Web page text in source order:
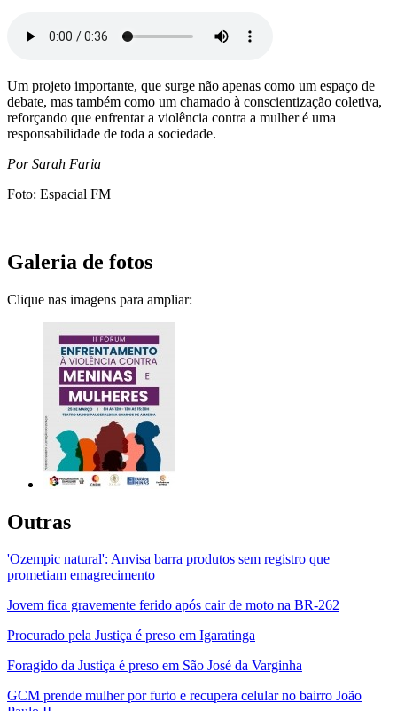
Um projeto importante, que surge não apenas como um espaço de
debate, mas também como um chamado à conscientização coletiva,
reforçando que enfrentar a violência contra a mulher é uma
responsabilidade de toda a sociedade.
Por Sarah Faria
Foto: Espacial FM
Galeria de fotos
Clique nas imagens para ampliar:
Outras
'Ozempic natural': Anvisa barra produtos sem registro que
prometiam emagrecimento
Jovem fica gravemente ferido após cair de moto na BR-262
Procurado pela Justiça é preso em Igaratinga
Foragido da Justiça é preso em São José da Varginha
GCM prende mulher por furto e recupera celular no bairro João